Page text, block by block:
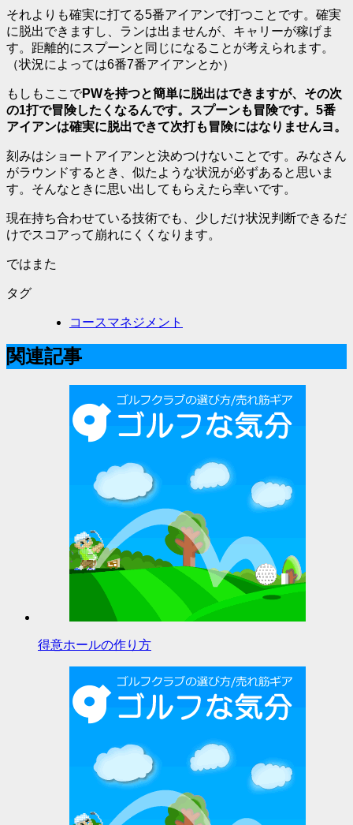
それよりも確実に打てる5番アイアンで打つことです。確実
に脱出できますし、ランは出ませんが、キャリーが稼げま
す。距離的にスプーンと同じになることが考えられます。
（状況によっては6番7番アイアンとか）
もしもここでPWを持つと簡単に脱出はできますが、その次
の1打で冒険したくなるんです。スプーンも冒険です。5番
アイアンは確実に脱出できて次打も冒険にはなりませんヨ。
刻みはショートアイアンと決めつけないことです。みなさん
がラウンドするとき、似たような状況が必ずあると思いま
す。そんなときに思い出してもらえたら幸いです。
現在持ち合わせている技術でも、少しだけ状況判断できるだ
けでスコアって崩れにくくなります。
ではまた
タグ
コースマネジメント
関連記事
得意ホールの作り方